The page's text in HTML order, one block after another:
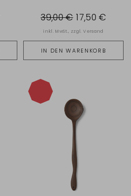
IN DEN WARENKORB
39,00 € 17,50 €
inkl. MwSt., zzgl.Versand